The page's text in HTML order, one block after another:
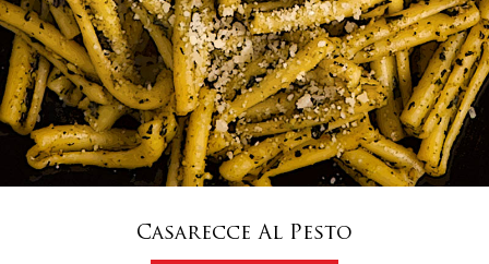
Casarecce Al Pesto